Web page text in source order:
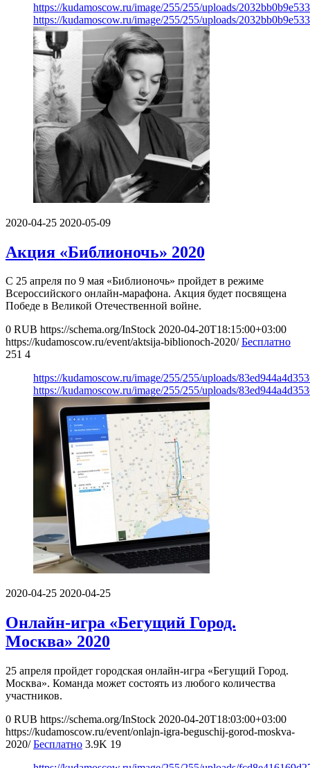
https://kudamoscow.ru/image/255/255/uploads/
https://kudamoscow.ru/image/255/255/uploads/
2020-04-25 2020-05-09
Акция «Библионочь» 2020
С 25 апреля по 9 мая «Библионочь» пройдет в режиме
Всероссийского онлайн-марафона. Акция будет посвящена
Победе в Великой Отечественной войне.
0 RUB https://schema.org/InStock 2020-04-20T18:15:00+03:00
https://kudamoscow.ru/event/aktsija-biblionoch-2020/ Бесплатно
251 4
https://kudamoscow.ru/image/255/255/uploads/
https://kudamoscow.ru/image/255/255/uploads/
2020-04-25 2020-04-25
Онлайн-игра «Бегущий Город.
Москва» 2020
25 апреля пройдет городская онлайн-игра «Бегущий Город.
Москва». Команда может состоять из любого количества
участников.
0 RUB https://schema.org/InStock 2020-04-20T18:03:00+03:00
https://kudamoscow.ru/event/onlajn-igra-beguschij-gorod-moskva-
2020/ Бесплатно 3.9K 19